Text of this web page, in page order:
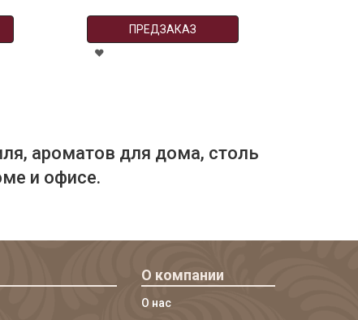
ПРЕДЗАКАЗ
ароматов для дома, столь
и офисе.
О компании
О нас